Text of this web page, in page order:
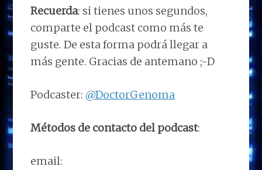
Recuerda: si tienes unos segundos,
comparte el podcast como más te
guste. De esta forma podrá llegar a
más gente. Gracias de antemano ;-D
Podcaster: @DoctorGenoma
Métodos de contacto del podcast:
email: